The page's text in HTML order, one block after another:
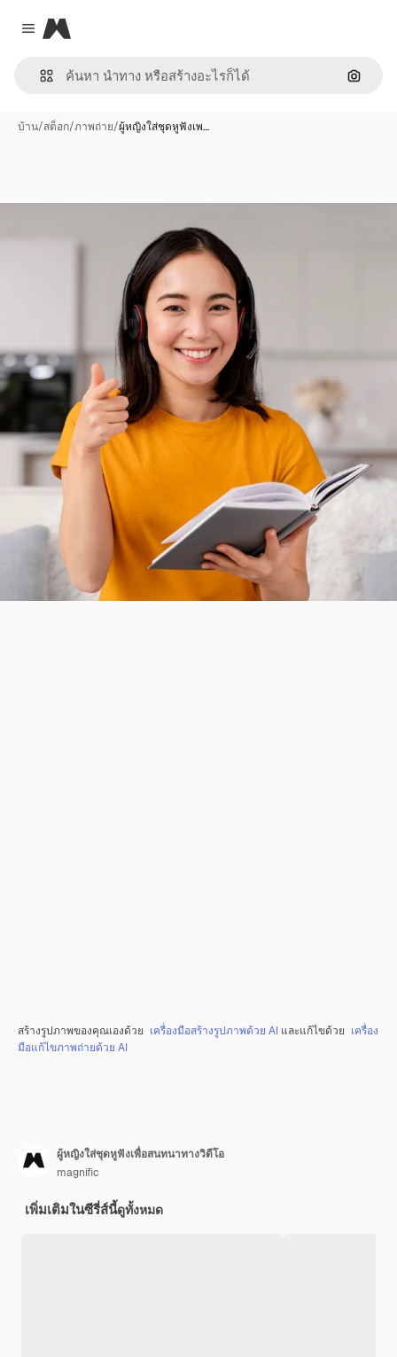
Close menu
Magnific
ค้นหา
บ้าน/สต็อก/ภาพถ่าย/ผู้หญิงใส่ชุดหูฟังเพ…
สร้างรูปภาพของคุณเองด้วย เครื่องมือสร้างรูปภาพด้วย AI และแก้ไขด้วย เครื่อง
มือแก้ไขภาพถ่ายด้วย AI
ผู้หญิงใส่ชุดหูฟังเพื่อสนทนาทางวิดีโอ
magnific
เพิ่มเติมในซีรี่ส์นี้ดูทั้งหมด